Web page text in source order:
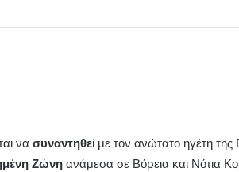
να συναντηθεί με τον ανώτατο ηγέτη της
Ζώνη ανάμεσα σε Βόρεια και Νότια